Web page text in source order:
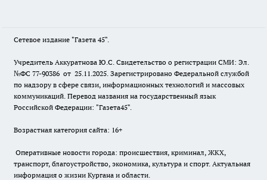
Сетевое издание "Газета 45".
Учредитель Аккуратнова Ю.С. Свидетельство о регистрации СМИ: Эл.
№ФС 77-90386 от 25.11.2025. Зарегистрировано Федеральной службой
по надзору в сфере связи, информационных технологий и массовых
коммуникаций. Перевод названия на государственный язык
Российской Федерации: "Газета45".
Возрастная категория сайта: 16+
Оперативные новости города: происшествия, криминал, ЖКХ,
транспорт, благоустройство, экономика, культура и спорт. Актуальная
информация о жизни Кургана и области.